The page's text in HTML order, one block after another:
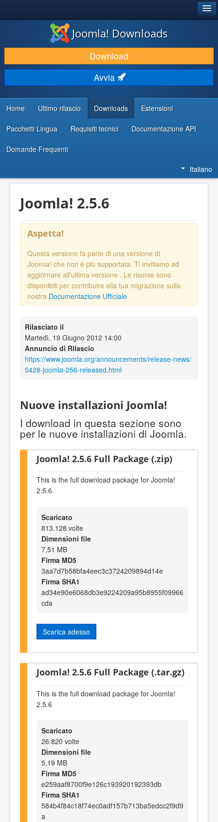
SCARICA & ESTENDI
SCOPRI & IMPARA
COMUNITÀ & SUPPORTO
RISORSE PER SVILUPPATORI
Joomla! Downloads
Download
Avvia
Home Ultimo rilascio Downloads Estensioni
Pacchetti Lingua Requisiti tecnici Documentazione API
Domande Frequenti
Italiano
Joomla! 2.5.6
Aspetta!
Questa versione fa parte di una versione di
Joomla! che non è più supportata. Ti invitiamo ad
aggiornare all'ultima versione . Le risorse sono
disponibili per contribuire alla tua migrazione sulla
nostra Documentazione Ufficiale
Rilasciato il
Martedì, 19 Giugno 2012 14:00
Annuncio di Rilascio
https://www.joomla.org/announcements/release-news/
5428-joomla-256-released.html
Nuove installazioni Joomla!
I download in questa sezione sono
per le nuove installazioni di Joomla.
Joomla! 2.5.6 Full Package (.zip)
This is the full download package for Joomla!
2.5.6
Scaricato
813.128 volte
Dimensioni file
7,51 MB
Firma MD5
3aa7d7b58bfa4eec3c3724209894d14e
Firma SHA1
ad34e90e6068db3e9224209a95b8955f09966
cda
Scarica adesso
Joomla! 2.5.6 Full Package (.tar.gz)
This is the full download package for Joomla!
2.5.6
Scaricato
26.820 volte
Dimensioni file
5,19 MB
Firma MD5
e259aaf8700f9e126c193920192393db
Firma SHA1
584b4f84c18f74ec0adf157b713ba5edcc2f9d9
a